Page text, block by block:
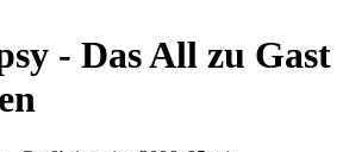
- Das All zu Gast